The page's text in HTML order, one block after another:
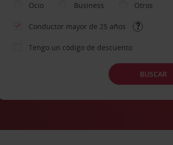
Ocio
Business Otros
Conductor mayor de 25 años
Tengo un código de descuento
BUSCAR